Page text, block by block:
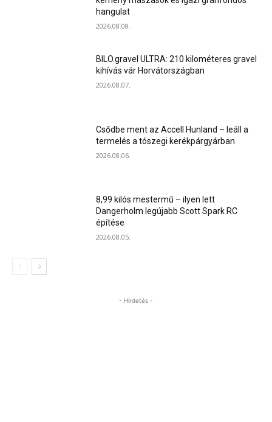
hangulat
2026.08.08.
BILO.gravel ULTRA: 210 kilométeres gravel
kihívás vár Horvátországban
2026.08.07.
Csődbe ment az Accell Hunland – leáll a
termelés a tószegi kerékpárgyárban
2026.08.06.
8,99 kilós mestermű – ilyen lett
Dangerholm legújabb Scott Spark RC
építése
2026.08.05.
- Hirdetés -